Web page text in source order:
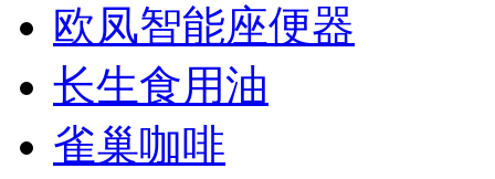
欧凤智能座便器
长生食用油
雀巢咖啡